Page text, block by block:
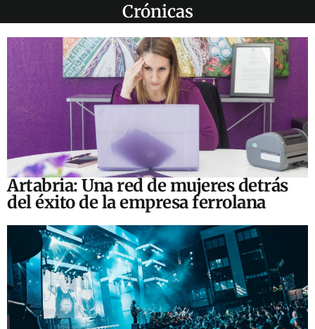
Crónicas
Artabria: Una red de mujeres detrás
del éxito de la empresa ferrolana